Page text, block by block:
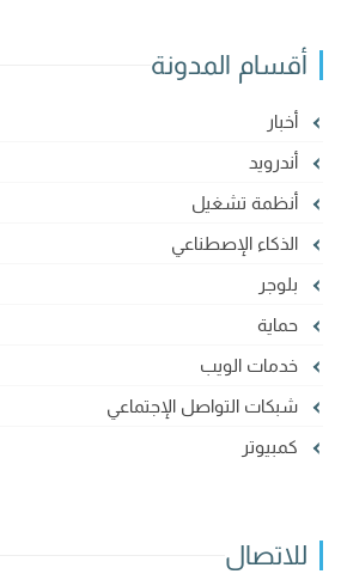
أقسام المدونة
أخبار
أندرويد
أنظمة تشغيل
الذكاء الإصطناعي
بلوجر
حماية
خدمات الويب
شبكات التواصل الإجتماعي
كمبيوتر
للاتصال